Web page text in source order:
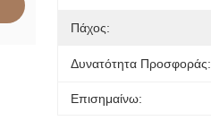
Πάχος:
Δυνατότητα Προσφοράς:
Επισημαίνω: